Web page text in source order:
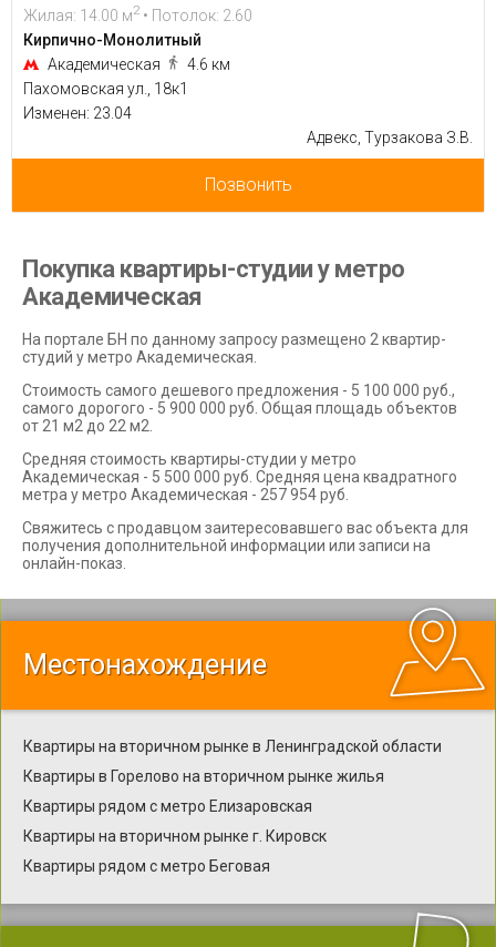
Жилая: 14.00 м2 • Потолок: 2.60
Кирпично-Монолитный
Академическая
4.6 км
Пахомовская ул., 18к1
Изменен: 23.04
Адвекс, Турзакова З.В.
Позвонить
Покупка квартиры-студии у метро
Академическая
На портале БН по данному запросу размещено 2 квартир-
студий у метро Академическая.
Стоимость самого дешевого предложения - 5 100 000 руб.,
самого дорогого - 5 900 000 руб. Общая площадь объектов
от 21 м2 до 22 м2.
Средняя стоимость квартиры-студии у метро
Академическая - 5 500 000 руб. Средняя цена квадратного
метра у метро Академическая - 257 954 руб.
Свяжитесь с продавцом заитересовавшего вас объекта для
получения дополнительной информации или записи на
онлайн-показ.
Местонахождение
Квартиры на вторичном рынке в Ленинградской области
Квартиры в Горелово на вторичном рынке жилья
Квартиры рядом с метро Елизаровская
Квартиры на вторичном рынке г. Кировск
Квартиры рядом с метро Беговая